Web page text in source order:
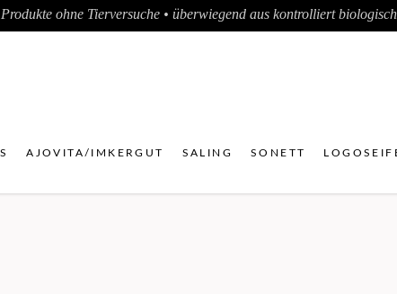
ohne Tierversuche • überwiegend aus kontrolliert
AJOVITA/IMKERGUT SALING SONETT